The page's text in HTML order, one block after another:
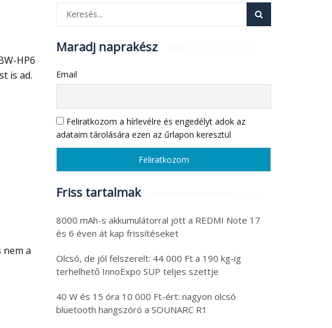
HP6
is ad.
Maradj naprakész
Email
Feliratkozom a hírlevélre és engedélyt adok az
adataim tárolására ezen az űrlapon keresztül
Friss tartalmak
8000 mAh-s akkumulátorral jött a REDMI Note 17
és 6 éven át kap frissítéseket
Olcsó, de jól felszerelt: 44 000 Ft a 190 kg-ig
terhelhető InnoExpo SUP teljes szettje
40 W és 15 óra 10 000 Ft-ért: nagyon olcsó
bluetooth hangszóró a SOUNARC R1